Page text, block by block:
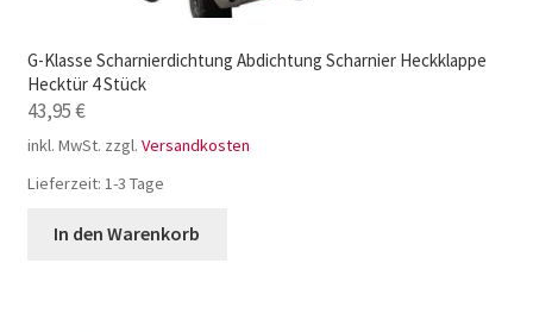
G-Klasse Scharnierdichtung Abdichtung Scharnier Heckklappe
Hecktür 4 Stück
43,95€
inkl. MwSt. zzgl. Versandkosten
Lieferzeit: 1-3 Tage
In den Warenkorb